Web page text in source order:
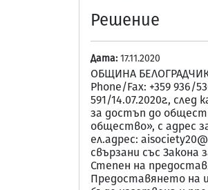
Решение
Дата: 17.11.2020
ОБЩИНА БЕЛОГРАДЧИК
Phone/Fax: +359 936/
591/14.07.2020г.,
за достъп до
общество», с адрес
ел.адрес:
свързани със
Степен на
Предоставянето на